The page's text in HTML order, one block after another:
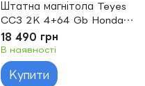
Штатна магнітола Teyes
CC3 2K 4+64 Gb Honda
City 2008-2013 10"
18 490 грн
В наявності
Купити